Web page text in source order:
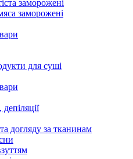
заморожені
заморожені
для суші
догляду за тканинам